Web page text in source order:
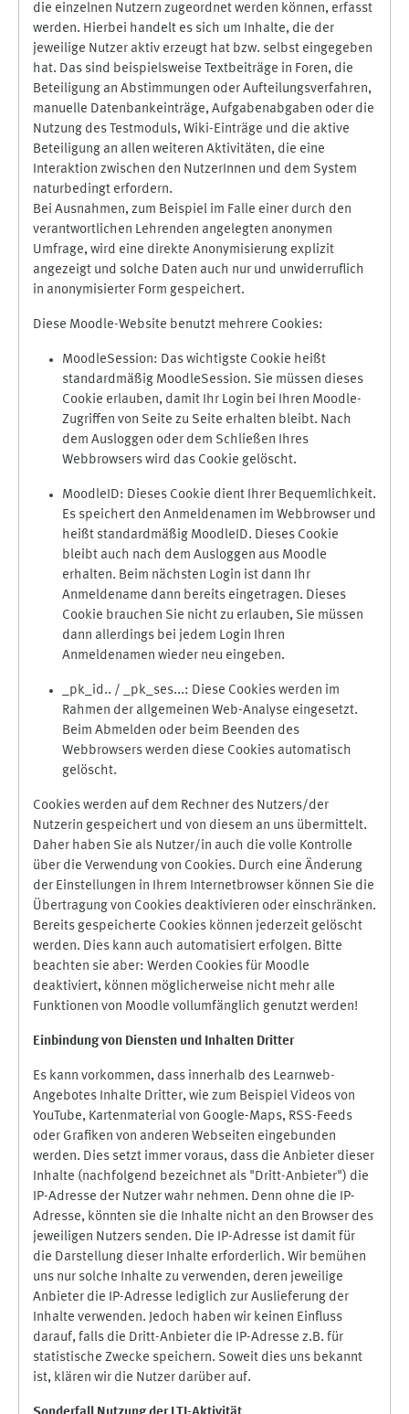
die einzelnen Nutzern zugeordnet werden können, erfasst
werden. Hierbei handelt es sich um Inhalte, die der
jeweilige Nutzer aktiv erzeugt hat bzw. selbst eingegeben
hat. Das sind beispielsweise Textbeiträge in Foren, die
Beteiligung an Abstimmungen oder Aufteilungsverfahren,
manuelle Datenbankeinträge, Aufgabenabgaben oder die
Nutzung des Testmoduls, Wiki-Einträge und die aktive
Beteiligung an allen weiteren Aktivitäten, die eine
Interaktion zwischen den NutzerInnen und dem System
naturbedingt erfordern.
Bei Ausnahmen, zum Beispiel im Falle einer durch den
verantwortlichen Lehrenden angelegten anonymen
Umfrage, wird eine direkte Anonymisierung explizit
angezeigt und solche Daten auch nur und unwiderruflich
in anonymisierter Form gespeichert.
Diese Moodle-Website benutzt mehrere Cookies:
MoodleSession: Das wichtigste Cookie heißt
standardmäßig MoodleSession. Sie müssen dieses
Cookie erlauben, damit Ihr Login bei Ihren Moodle-
Zugriffen von Seite zu Seite erhalten bleibt. Nach
dem Ausloggen oder dem Schließen Ihres
Webbrowsers wird das Cookie gelöscht.
MoodleID: Dieses Cookie dient Ihrer Bequemlichkeit.
Es speichert den Anmeldenamen im Webbrowser und
heißt standardmäßig MoodleID. Dieses Cookie
bleibt auch nach dem Ausloggen aus Moodle
erhalten. Beim nächsten Login ist dann Ihr
Anmeldename dann bereits eingetragen. Dieses
Cookie brauchen Sie nicht zu erlauben, Sie müssen
dann allerdings bei jedem Login Ihren
Anmeldenamen wieder neu eingeben.
_pk_id.. / _pk_ses...: Diese Cookies werden im
Rahmen der allgemeinen Web-Analyse eingesetzt.
Beim Abmelden oder beim Beenden des
Webbrowsers werden diese Cookies automatisch
gelöscht.
Cookies werden auf dem Rechner des Nutzers/der
Nutzerin gespeichert und von diesem an uns übermittelt.
Daher haben Sie als Nutzer/in auch die volle Kontrolle
über die Verwendung von Cookies. Durch eine Änderung
der Einstellungen in Ihrem Internetbrowser können Sie die
Übertragung von Cookies deaktivieren oder einschränken.
Bereits gespeicherte Cookies können jederzeit gelöscht
werden. Dies kann auch automatisiert erfolgen. Bitte
beachten sie aber: Werden Cookies für Moodle
deaktiviert, können möglicherweise nicht mehr alle
Funktionen von Moodle vollumfänglich genutzt werden!
Einbindung von Diensten und Inhalten Dritter
Es kann vorkommen, dass innerhalb des Learnweb-
Angebotes Inhalte Dritter, wie zum Beispiel Videos von
YouTube, Kartenmaterial von Google-Maps, RSS-Feeds
oder Grafiken von anderen Webseiten eingebunden
werden. Dies setzt immer voraus, dass die Anbieter dieser
Inhalte (nachfolgend bezeichnet als "Dritt-Anbieter") die
IP-Adresse der Nutzer wahr nehmen. Denn ohne die IP-
Adresse, könnten sie die Inhalte nicht an den Browser des
jeweiligen Nutzers senden. Die IP-Adresse ist damit für
die Darstellung dieser Inhalte erforderlich. Wir bemühen
uns nur solche Inhalte zu verwenden, deren jeweilige
Anbieter die IP-Adresse lediglich zur Auslieferung der
Inhalte verwenden. Jedoch haben wir keinen Einfluss
darauf, falls die Dritt-Anbieter die IP-Adresse z.B. für
statistische Zwecke speichern. Soweit dies uns bekannt
ist, klären wir die Nutzer darüber auf.